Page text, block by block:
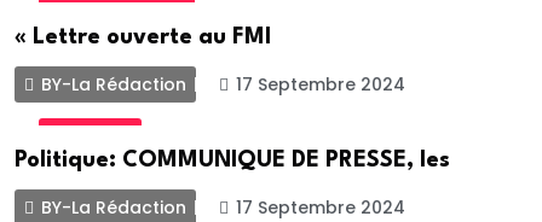
« Lettre ouverte au FMI
BY-La Rédaction 17 Septembre 2024
Politique: COMMUNIQUE DE PRESSE, les
BY-La Rédaction 17 Septembre 2024